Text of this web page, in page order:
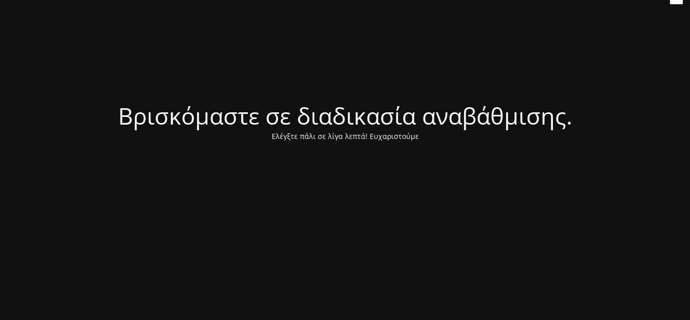
Βρισκόμαστε σε διαδικασία αναβάθμισης.
Ελέγξτε πάλι σε λίγα λεπτά! Ευχαριστούμε